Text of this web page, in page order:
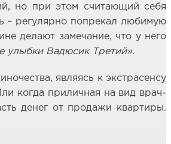
но при этом считающий себя
– регулярно попрекал любимую
делают замечание, что у него
улыбки Вадюсик Третий».
являясь к экстрасенсу
когда приличная на вид врач-
денег от продажи квартиры.